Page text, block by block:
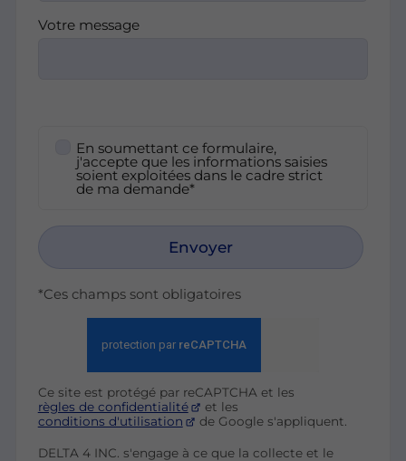
Votre message
En soumettant ce formulaire,
j'accepte que les informations saisies
soient exploitées dans le cadre strict
de ma demande*
Envoyer
*Ces champs sont obligatoires
Ce site est protégé par reCAPTCHA et les
règles de confidentialité
et les
conditions d'utilisation
de Google s'appliquent.
DELTA 4 INC. s'engage à ce que la collecte et le